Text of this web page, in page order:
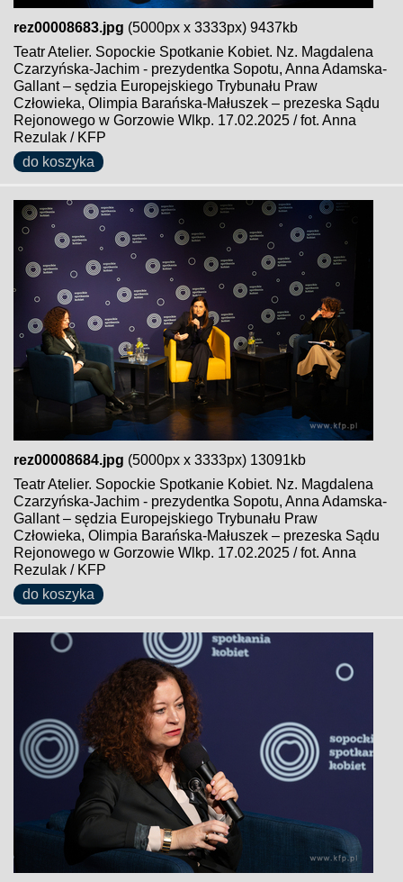
rez00008683.jpg (5000px x 3333px) 9437kb
Teatr Atelier. Sopockie Spotkanie Kobiet. Nz. Magdalena
Czarzyńska-Jachim - prezydentka Sopotu, Anna Adamska-
Gallant – sędzia Europejskiego Trybunału Praw
Człowieka, Olimpia Barańska-Małuszek – prezeska Sądu
Rejonowego w Gorzowie Wlkp. 17.02.2025 / fot. Anna
Rezulak / KFP
do koszyka
rez00008684.jpg (5000px x 3333px) 13091kb
Teatr Atelier. Sopockie Spotkanie Kobiet. Nz. Magdalena
Czarzyńska-Jachim - prezydentka Sopotu, Anna Adamska-
Gallant – sędzia Europejskiego Trybunału Praw
Człowieka, Olimpia Barańska-Małuszek – prezeska Sądu
Rejonowego w Gorzowie Wlkp. 17.02.2025 / fot. Anna
Rezulak / KFP
do koszyka